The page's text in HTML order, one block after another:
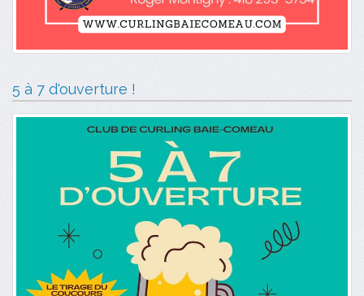
5 à 7 d'ouverture !